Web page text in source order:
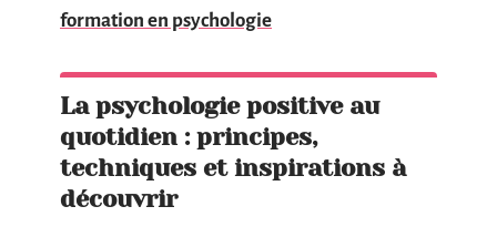
formation en psychologie
La psychologie positive au
quotidien : principes,
techniques et inspirations à
découvrir